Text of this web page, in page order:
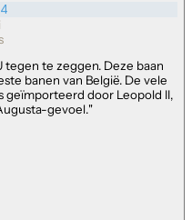
tegen te zeggen. Deze baan
banen van België. De vele
geïmporteerd door Leopold II,
gevoel."